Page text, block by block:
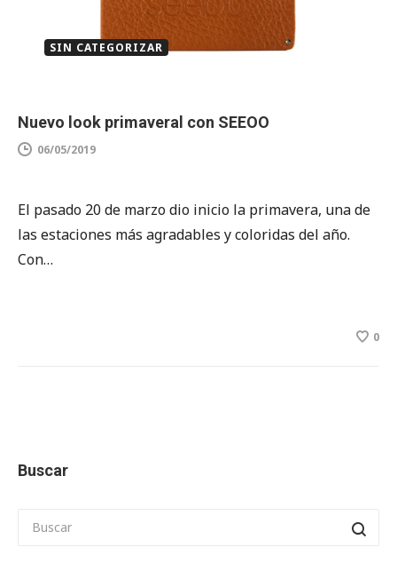
SIN CATEGORIZAR
Nuevo look primaveral con SEEOO
06/05/2019
El pasado 20 de marzo dio inicio la primavera, una de
las estaciones más agradables y coloridas del año.
Con…
0
Buscar